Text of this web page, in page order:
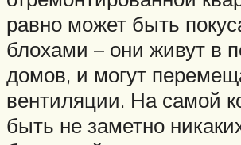
равно может быть
блохами – они живут в
домов, и могут
вентиляции. На самой
быть не заметно